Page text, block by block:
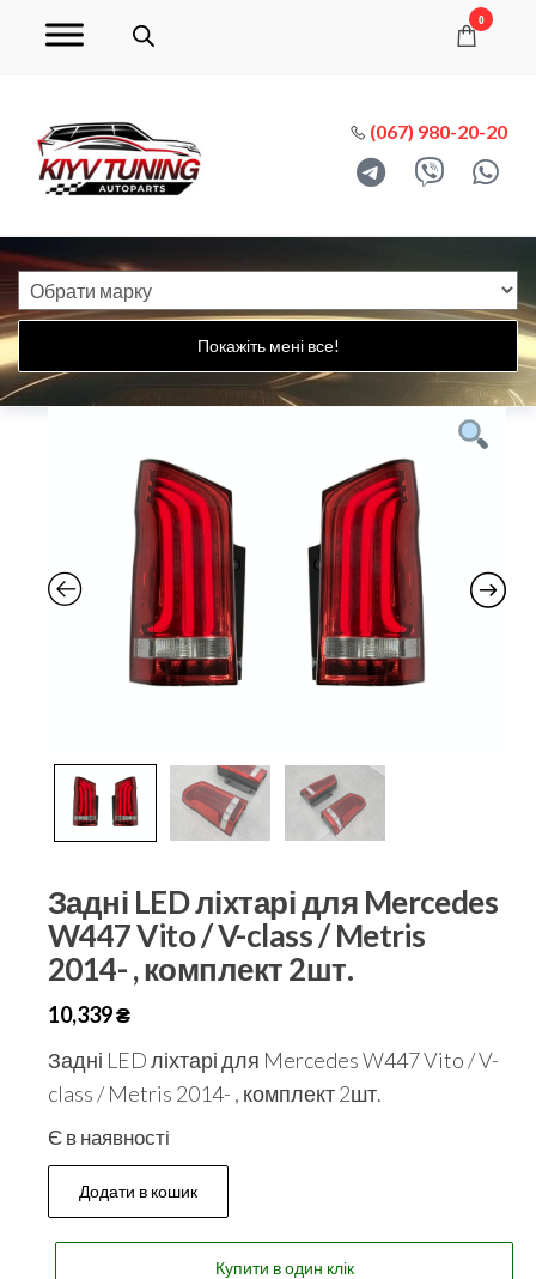
0
(067) 980-20-20
Покажіть мені все!
Задні LED ліхтарі для Mercedes
W447 Vito / V-class / Metris
2014- , комплект 2шт.
10,339₴
Задні LED ліхтарі для Mercedes W447 Vito / V-
class / Metris 2014- , комплект 2шт.
Є в наявності
Додати в кошик
Купити в один клік